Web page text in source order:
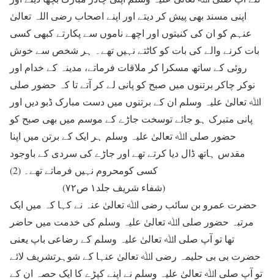
اپنی مسند بھی پیش کر دیتے اور اپنے اصحاب رضی اللہ تعالیٰ
عنہم کو ان کی کنیتوں اور اچھے ناموں سے پکارتے کبھی کسی
بات کرنے والے کی بات کو کاٹتے نہیں تھے۔ ہر شخص سے خوش
روئی کے ساتھ مسکرا کر ملاقات فرماتے، مدینہ کے خدام اور
نوکر چاکر برتنوں میں صبح کو پانی لے کر آتے تا کہ حضور صلی
اﷲ تعالیٰ علیہ وسلم ان کے برتنوں میں دست مبارک ڈبو دیں اور
پانی متبرک ہو جائے توسخت جاڑے کے موسم میں بھی صبح کو
حضور صلی اﷲ تعالیٰ علیہ وسلم ہر ایک کے برتن میں اپنا
مقدس ہاتھ ڈال دیا کرتے تھے اور جاڑے کی سردی کے باوجود
کسی کومحروم نہیں فرماتے تھے۔ (2)
(شفاء شریف جلد۱ ص۷۲)
حضرت عمرو بن سائب رضی اﷲ تعالیٰ عنہ نے کہا کہ میں ایک
مرتبہ حضور صلی اﷲ تعالیٰ علیہ وسلم کی خدمت میں حاضر
تھا تو آپ صلی اﷲ تعالیٰ علیہ وسلم کے رضاعی باپ یعنی
حضرت بی بی حلیمہ رضی اﷲ تعالیٰ عنہا کے شوہرتشریف لائے
تو آپ صلی اﷲ تعالیٰ علیہ وسلم نے اپنے کپڑے کا ایک حصہ ان کے